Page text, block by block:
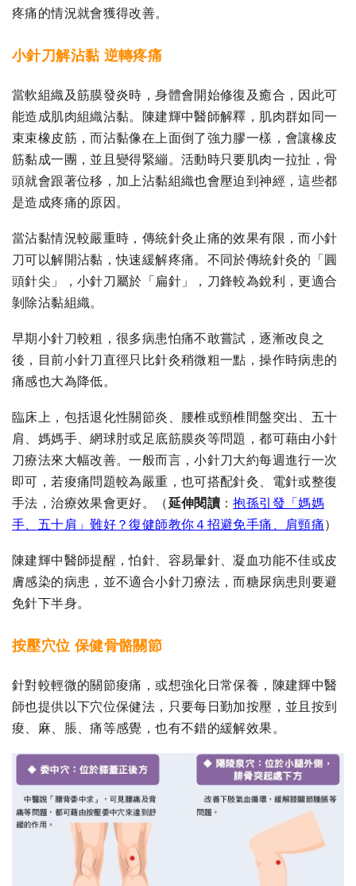
疼痛的情況就會獲得改善。
小針刀解沾黏 逆轉疼痛
當軟組織及筋膜發炎時，身體會開始修復及癒合，因此可
能造成肌肉組織沾黏。陳建輝中醫師解釋，肌肉群如同一
束束橡皮筋，而沾黏像在上面倒了強力膠一樣，會讓橡皮
筋黏成一團，並且變得緊繃。活動時只要肌肉一拉扯，骨
頭就會跟著位移，加上沾黏組織也會壓迫到神經，這些都
是造成疼痛的原因。
當沾黏情況較嚴重時，傳統針灸止痛的效果有限，而小針
刀可以解開沾黏，快速緩解疼痛。不同於傳統針灸的「圓
頭針尖」，小針刀屬於「扁針」，刀鋒較為銳利，更適合
剝除沾黏組織。
早期小針刀較粗，很多病患怕痛不敢嘗試，逐漸改良之
後，目前小針刀直徑只比針灸稍微粗一點，操作時病患的
痛感也大為降低。
臨床上，包括退化性關節炎、腰椎或頸椎間盤突出、五十
肩、媽媽手、網球肘或足底筋膜炎等問題，都可藉由小針
刀療法來大幅改善。一般而言，小針刀大約每週進行一次
即可，若痠痛問題較為嚴重，也可搭配針灸、電針或整復
手法，治療效果會更好。
（延伸閱讀 ：抱孫引發「媽媽
手、五十肩」難好？復健師教你４招避免手痛、肩頸痛）
陳建輝中醫師提醒，怕針、容易暈針、凝血功能不佳或皮
膚感染的病患，並不適合小針刀療法，而糖尿病患則要避
免針下半身。
按壓穴位 保健骨骼關節
針對較輕微的關節痠痛，或想強化日常保養，陳建輝中醫
師也提供以下穴位保健法，只要每日勤加按壓，並且按到
痠、麻、脹、痛等感覺，也有不錯的緩解效果。